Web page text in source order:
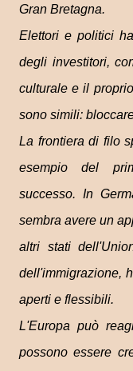
Gran Bretagna.
Elettori e politici
degli investitori,
culturale e il
sono simili:
La frontiera di filo
esempio del
successo. In
sembra avere un
altri stati
dell'immigrazione,
aperti e flessibili.
L'Europa può
possono essere